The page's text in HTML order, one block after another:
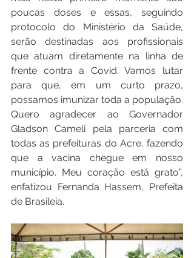
poucas doses e essas, seguindo
protocolo do Ministério da Saúde,
serão destinadas aos profissionais
que atuam diretamente na linha de
frente contra a Covid. Vamos lutar
para que, em um curto prazo,
possamos imunizar toda a população.
Quero agradecer ao Governador
Gladson Cameli pela parceria com
todas as prefeituras do Acre, fazendo
que a vacina chegue em nosso
município. Meu coração está grato”,
enfatizou Fernanda Hassem, Prefeita
de Brasileia.